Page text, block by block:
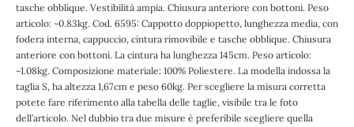
tasche obblique. Vestibilità ampia. Chiusura anteriore con bottoni. Peso
articolo: ~0.83kg. Cod. 6595: Cappotto doppiopetto, lunghezza media, con
fodera interna, cappuccio, cintura rimovibile e tasche obblique. Chiusura
anteriore con bottoni. La cintura ha lunghezza 145cm. Peso articolo:
~1.08kg. Composizione materiale: 100% Poliestere. La modella indossa la
taglia S, ha altezza 1,67cm e peso 60kg. Per scegliere la misura corretta
potete fare riferimento alla tabella delle taglie, visibile tra le foto
dell’articolo. Nel dubbio tra due misure è preferibile scegliere quella